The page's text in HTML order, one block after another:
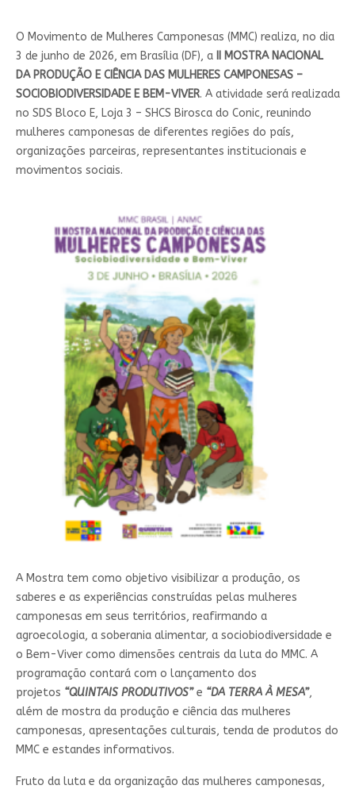
O Movimento de Mulheres Camponesas (MMC) realiza, no dia
3 de junho de 2026, em Brasília (DF), a
II MOSTRA NACIONAL
DA PRODUÇÃO E CIÊNCIA DAS MULHERES CAMPONESAS –
SOCIOBIODIVERSIDADE E BEM-VIVER. A atividade será realizada
no SDS Bloco E, Loja 3 – SHCS Birosca do Conic, reunindo
mulheres camponesas de diferentes regiões do país,
organizações parceiras, representantes institucionais e
movimentos sociais.
A Mostra tem como objetivo visibilizar a produção, os
saberes e as experiências construídas pelas mulheres
camponesas em seus territórios, reafirmando a
agroecologia, a soberania alimentar, a sociobiodiversidade e
o Bem-Viver como dimensões centrais da luta do MMC. A
programação contará com o lançamento dos
projetos “QUINTAIS PRODUTIVOS”e “DA TERRA À MESA”,
além de mostra da produção e ciência das mulheres
camponesas, apresentações culturais, tenda de produtos do
MMC e estandes informativos.
Fruto da luta e da organização das mulheres camponesas,